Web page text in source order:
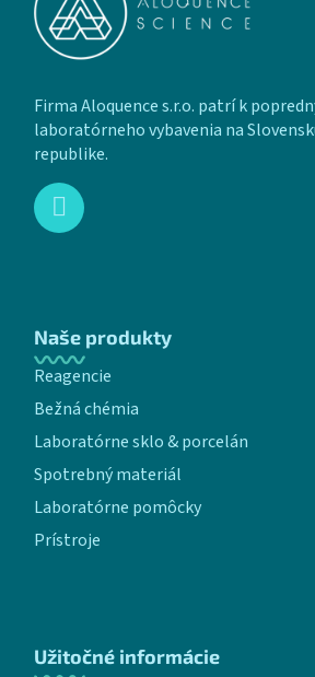
Firma Aloquence s.r.o. patrí k
laboratórneho vybavenia na
republike.
Naše produkty
Reagencie
Bežná chémia
Laboratórne sklo & porcelán
Spotrebný materiál
Laboratórne pomôcky
Prístroje
Užitočné informácie